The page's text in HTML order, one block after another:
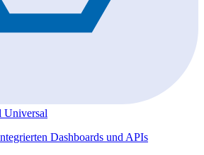
Universal
Dashboards und APIs